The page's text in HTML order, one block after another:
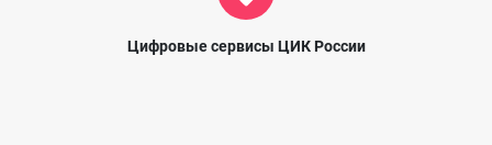
Цифровые сервисы ЦИК России